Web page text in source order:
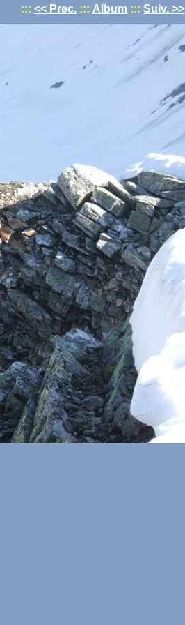
::: << Prec. ::: Album ::: Suiv. >>